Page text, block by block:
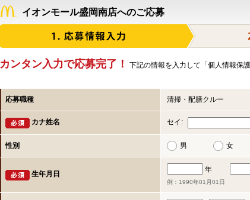
イオンモール盛岡南店へのご応募
カンタン入力で応募完了！ 下記の情報を入力して「個人情報保
応募職種 清掃・配膳クルー
カナ姓名 セイ:
性別 男 女
生年月日
年
例：1990年01月01日